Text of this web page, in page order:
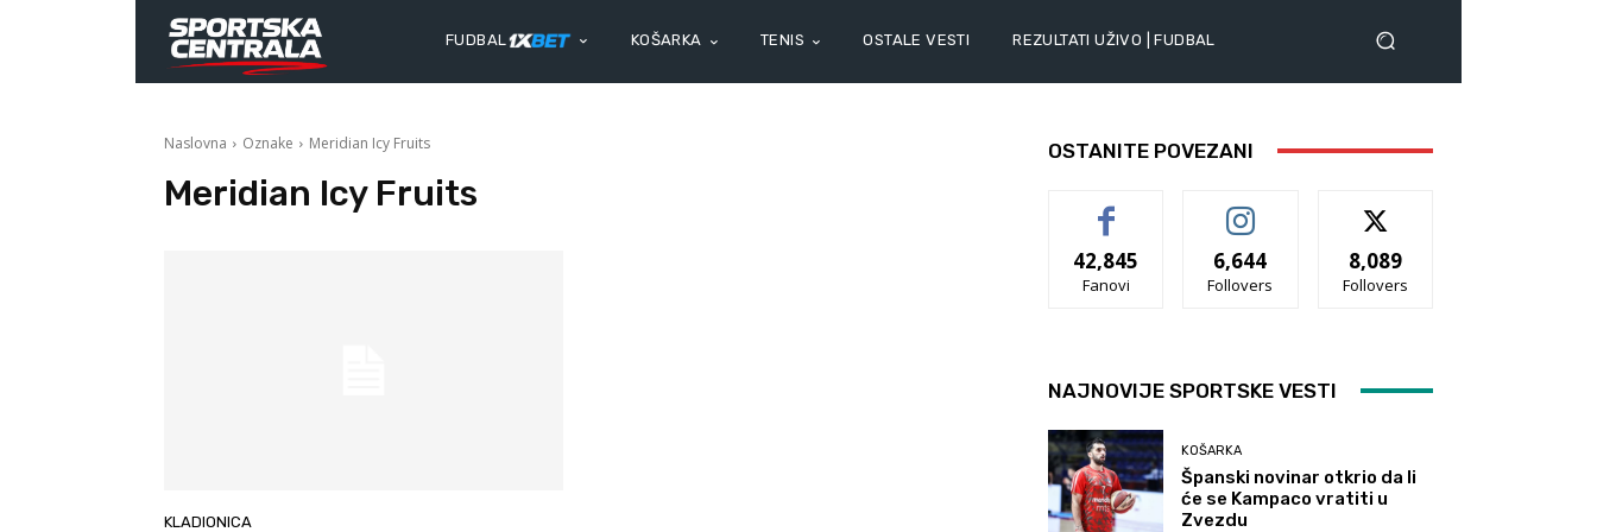
FUDBAL KOŠARKA TENIS OSTALE VESTI REZULTATI UŽIVO | FUDBAL
Naslovna Oznake Meridian Icy Fruits
Meridian Icy Fruits
KLADIONICA
OSTANITE POVEZANI
42,845
Fanovi
6,644
Follovers
8,089
Follovers
NAJNOVIJE SPORTSKE VESTI
KOŠARKA
Španski novinar otkrio da li
će se Kampaco vratiti u
Zvezdu